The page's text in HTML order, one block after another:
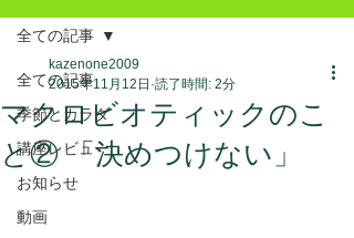
全ての記事
季節とカラダ
講座レビュー
お知らせ
動画
全ての記事
マクロビオティックのこ
と② 「決めつけない」
kazenone2009
2015年11月12日 読了時間: 2分